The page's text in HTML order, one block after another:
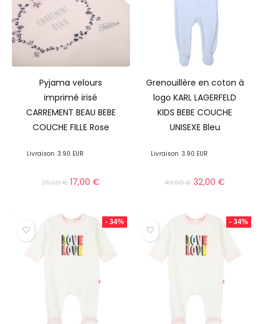
Pyjama velours
imprimé irisé
CARREMENT BEAU BEBE
COUCHE FILLE Rose
Livraison 3.90 EUR
25,00€ 17,00€
Grenouillère en coton à
logo KARL LAGERFELD
KIDS BEBE COUCHE
UNISEXE Bleu
Livraison 3.90 EUR
49,00€ 32,00€
- 34% - 34%